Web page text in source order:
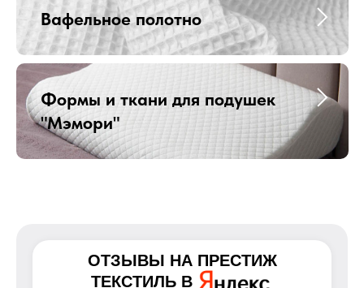
Вафельное полотно
Формы и ткани для подушек
"Мэмори"
ОТЗЫВЫ НА ПРЕСТИЖ
ТЕКСТИЛЬВ